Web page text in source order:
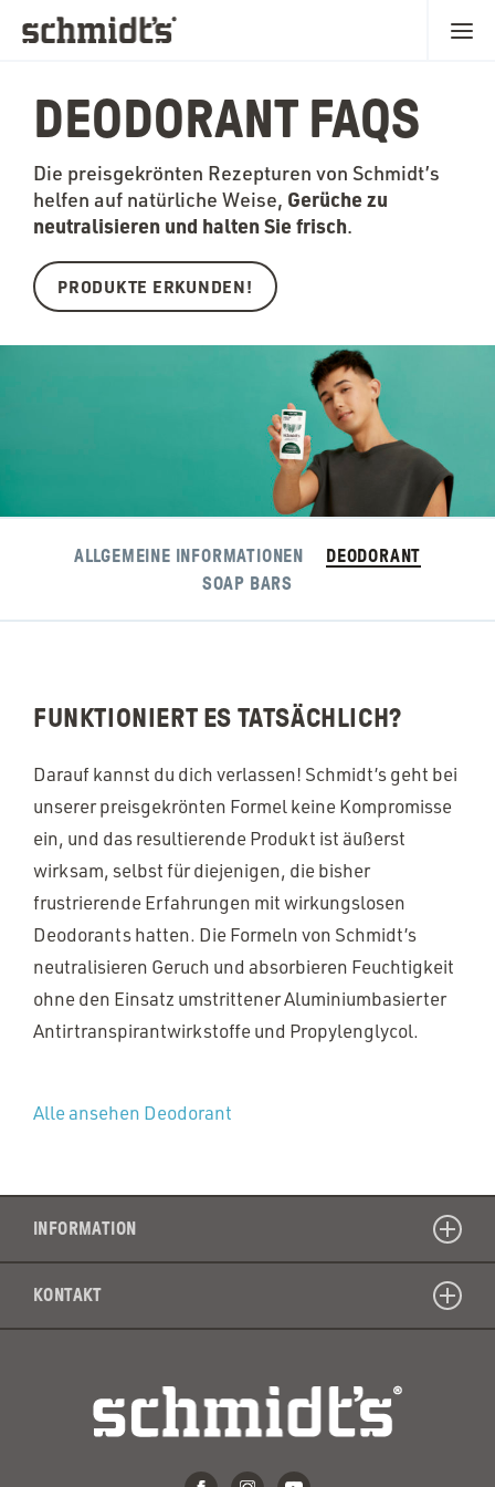
DEODORANT FAQS
Die preisgekrönten Rezepturen von Schmidt’s
helfen auf natürliche Weise, Gerüche zu
neutralisieren und halten Sie frisch.
PRODUKTE ERKUNDEN!
ALLGEMEINE INFORMATIONEN
DEODORANT
SOAP BARS
FUNKTIONIERT ES TATSÄCHLICH?
Darauf kannst du dich verlassen! Schmidt’s geht bei
unserer preisgekrönten Formel keine Kompromisse
ein, und das resultierende Produkt ist äußerst
wirksam, selbst für diejenigen, die bisher
frustrierende Erfahrungen mit wirkungslosen
Deodorants hatten. Die Formeln von Schmidt’s
neutralisieren Geruch und absorbieren Feuchtigkeit
ohne den Einsatz umstrittener Aluminiumbasierter
Antirtranspirantwirkstoffe und Propylenglycol.
Alle ansehen Deodorant
INFORMATION
KONTAKT